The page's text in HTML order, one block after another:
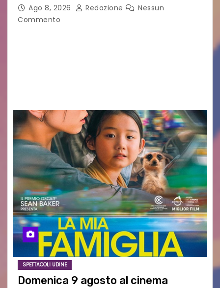
Ago 8, 2026 Redazione
Nessun
Commento
SPETTACOLI UDINE
Domenica 9 agosto al cinema